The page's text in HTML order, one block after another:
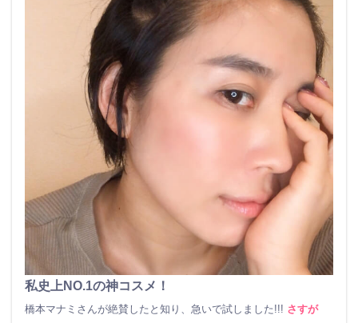
私史上NO.1の神コスメ！
橋本マナミさんが絶賛したと知り、急いで試しました!!! さすが